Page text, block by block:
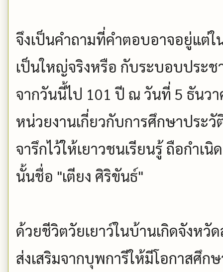
จึงเป็นคำถามที่คำตอบอาจอยู่แต่
เป็นใหญ่จริงหรือ กับระบอบประช
จากวันนี้ไป 101 ปี ณ วันที่ 5 ธันว
หน่วยงานเกี่ยวกับการศึกษาประวั
จารึกไว้ให้เยาวชนเรียนรู้ ถือกำ
นั้นชื่อ "เตียง ศิริขันธ์"
ด้วยชีวิตวัยเยาว์ในบ้านเกิดจังหวั
ส่งเสริมจากบุพการีให้มีโอกาสศึกษ